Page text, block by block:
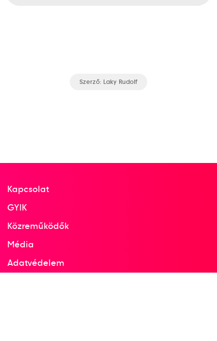
Szerző: Laky Rudolf
Kapcsolat
GYIK
Közreműködők
Média
Adatvédelem